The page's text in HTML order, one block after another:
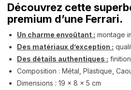
Découvrez cette
premium d’une Ferrari.
Un charme envoûtant : montage
Des matériaux d’exception :
Des détails authentiques :
Composition : Métal, Plastique,
Dimensions : 19 x 8 x 5 cm